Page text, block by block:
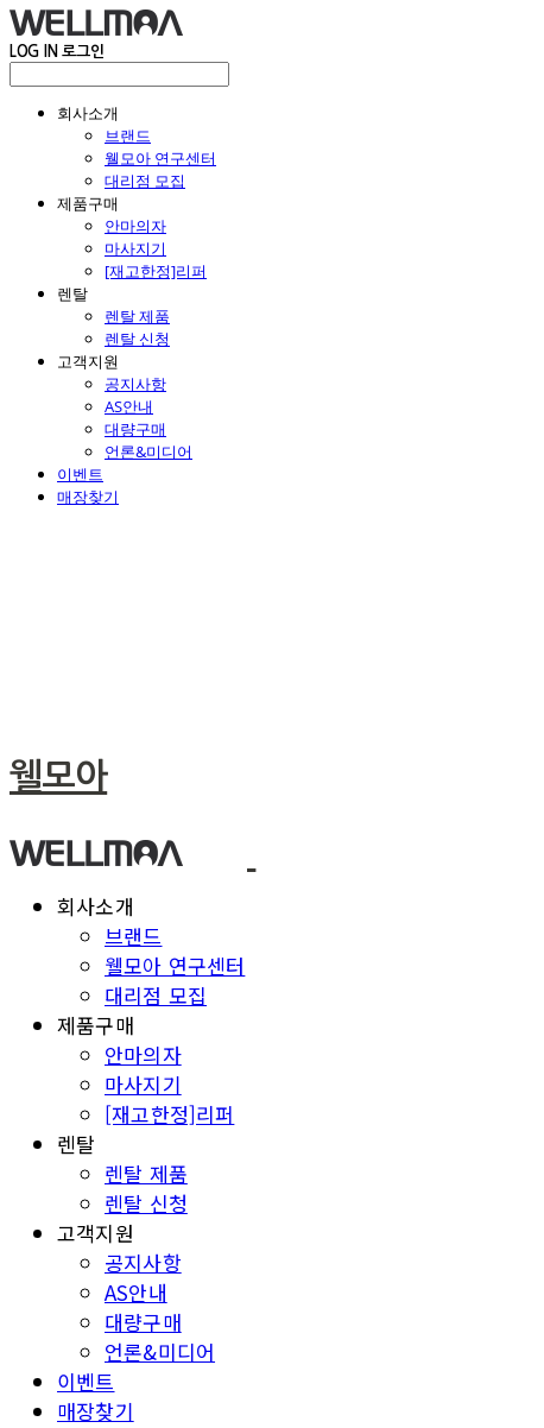
LOG IN 로그인
회사소개
브랜드
웰모아 연구센터
대리점 모집
제품구매
안마의자
마사지기
[재고한정]리퍼
렌탈
렌탈 제품
렌탈 신청
고객지원
공지사항
AS안내
대량구매
언론&미디어
이벤트
매장찾기
웰모아
회사소개
브랜드
웰모아 연구센터
대리점 모집
제품구매
안마의자
마사지기
[재고한정]리퍼
렌탈
렌탈 제품
렌탈 신청
고객지원
공지사항
AS안내
대량구매
언론&미디어
이벤트
매장찾기